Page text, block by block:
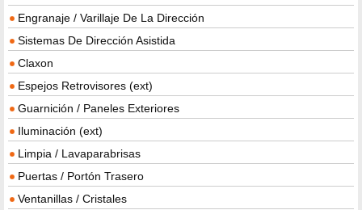
Engranaje / Varillaje De La Dirección
Sistemas De Dirección Asistida
Claxon
Espejos Retrovisores (ext)
Guarnición / Paneles Exteriores
Iluminación (ext)
Limpia / Lavaparabrisas
Puertas / Portón Trasero
Ventanillas / Cristales